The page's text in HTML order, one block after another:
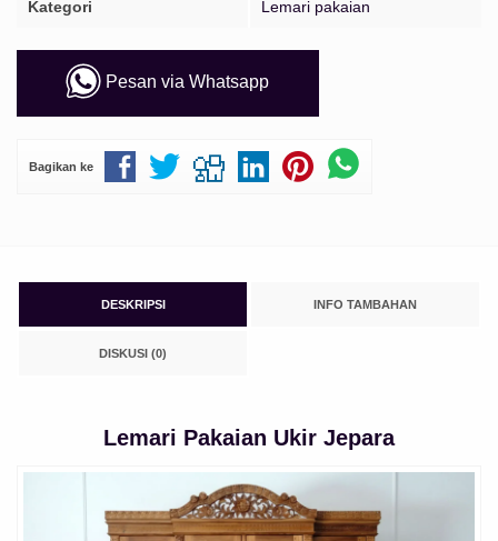
Kategori Lemari pakaian
Pesan via Whatsapp
Bagikan ke
DESKRIPSI INFO TAMBAHAN
DISKUSI (0)
Lemari Pakaian Ukir Jepara